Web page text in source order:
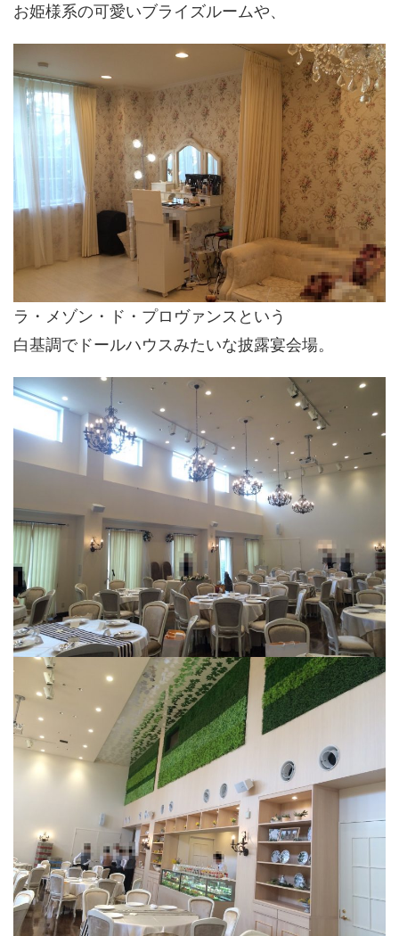
お姫様系の可愛いブライズルームや、
ラ・メゾン・ド・プロヴァンスという
白基調でドールハウスみたいな披露宴会場。